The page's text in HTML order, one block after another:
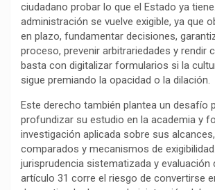
ciudadano probar lo que el Estado ya
administración se vuelve exigible, ya que
en plazo, fundamentar decisiones,
proceso, prevenir arbitrariedades y rendir
basta con digitalizar formularios si la
sigue premiando la opacidad o la dilación.
Este derecho también plantea un desafío
profundizar su estudio en la academia y
investigación aplicada sobre sus
comparados y mecanismos de
jurisprudencia sistematizada y evaluación
artículo 31 corre el riesgo de convertirse